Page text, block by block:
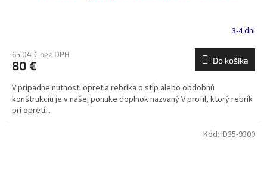
3-4 dni
65,04 € bez DPH
80 € Do košíka
V prípadne nutnosti opretia rebríka o stĺp alebo obdobnú
konštrukciu je v našej ponuke doplnok nazvaný V profil, ktorý rebrík
pri opretí...
Kód: ID35-9300